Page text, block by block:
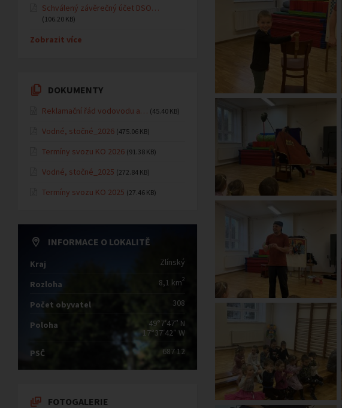
Schválený závěrečný účet DSO…
(106.20 KB)
Zobrazit více
DOKUMENTY
Reklamační řád vodovodu a… (45.40 KB)
Vodné, stočné_2026 (475.06 KB)
Termíny svozu KO 2026 (91.38 KB)
Vodné, stočné_2025 (272.84 KB)
Termíny svozu KO 2025 (27.46 KB)
INFORMACE O LOKALITĚ
Kraj Zlínský
Rozloha 8,1 km2
Počet obyvatel 308
Poloha
49°7′47″ N
17°37′42″ W
PSČ
687 12
FOTOGALERIE